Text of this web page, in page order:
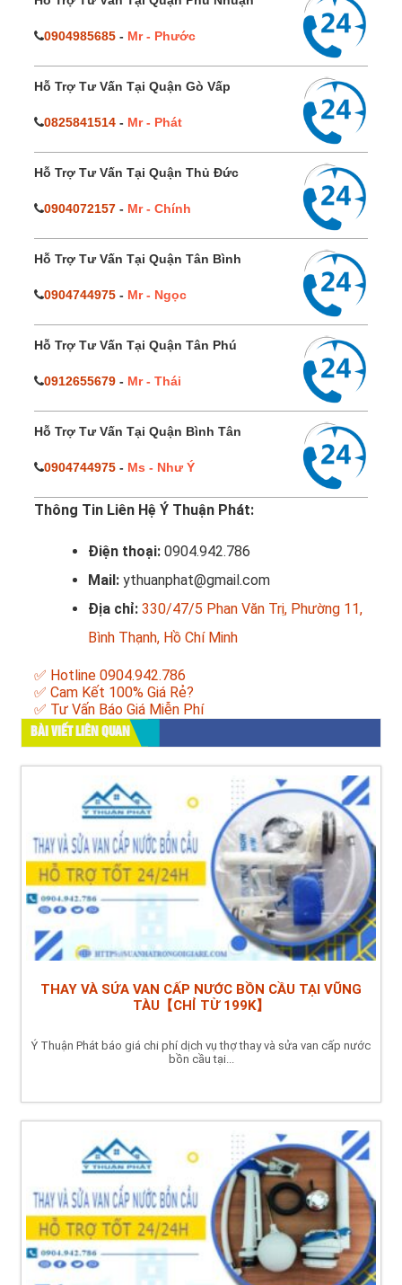
0904985685 - Mr - Phước
Hỗ Trợ Tư Vấn Tại Quận Gò Vấp
0825841514 - Mr - Phát
Hỗ Trợ Tư Vấn Tại Quận Thủ Đức
0904072157 - Mr - Chính
Hỗ Trợ Tư Vấn Tại Quận Tân Bình
0904744975 - Mr - Ngọc
Hỗ Trợ Tư Vấn Tại Quận Tân Phú
0912655679 - Mr - Thái
Hỗ Trợ Tư Vấn Tại Quận Bình Tân
0904744975 - Ms - Như Ý
Thông Tin Liên Hệ Ý Thuận Phát:
Điện thoại: 0904.942.786
Mail: ythuanphat@gmail.com
Địa chỉ: 330/47/5 Phan Văn Trị, Phường 11,
Bình Thạnh, Hồ Chí Minh
✅ Hotline 0904.942.786
✅ Cam Kết 100% Giá Rẻ?
✅ Tư Vấn Báo Giá Miễn Phí
BÀI VIẾT LIÊN QUAN
THAY VÀ SỬA VAN CẤP NƯỚC BỒN CẦU TẠI VŨNG
TÀU【CHỈ TỪ 199K】
Ý Thuận Phát báo giá chi phí dịch vụ thợ thay và sửa van cấp nước
bồn cầu tại...